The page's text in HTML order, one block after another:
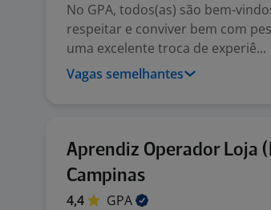
No GPA, todos(as) são bem-
respeitar e conviver bem com
uma excelente troca de experiê...
Vagas semelhantes
Aprendiz Operador Loja
Campinas
4,4
GPA